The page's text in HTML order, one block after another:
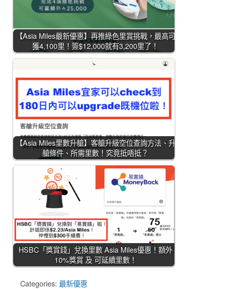
【Asia Miles最新優惠】再推綠色里賞挑戰，最高可
獲4,100里！簽$12,000就有3,200里了！
【Asia Miles里數升艙】客艙升級空位查詢方法、升
艙條件、所需里數！究竟抵唔抵？
HSBC「獎賞錢」兌換里數 Asia Miles優惠！額外
10%獎賞 及 可延續里數！
Categories: 最新優惠